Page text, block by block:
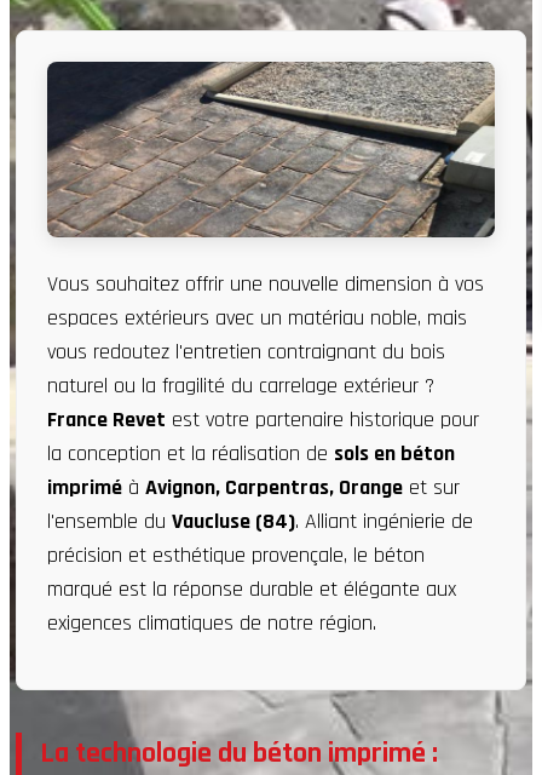
Vous souhaitez offrir une nouvelle dimension à vos
espaces extérieurs avec un matériau noble, mais
vous redoutez l'entretien contraignant du bois
naturel ou la fragilité du carrelage extérieur ?
France Revet est votre partenaire historique pour
la conception et la réalisation de sols en béton
imprimé à Avignon, Carpentras, Orange et sur
l'ensemble du Vaucluse (84). Alliant ingénierie de
précision et esthétique provençale, le béton
marqué est la réponse durable et élégante aux
exigences climatiques de notre région.
La technologie du béton imprimé :